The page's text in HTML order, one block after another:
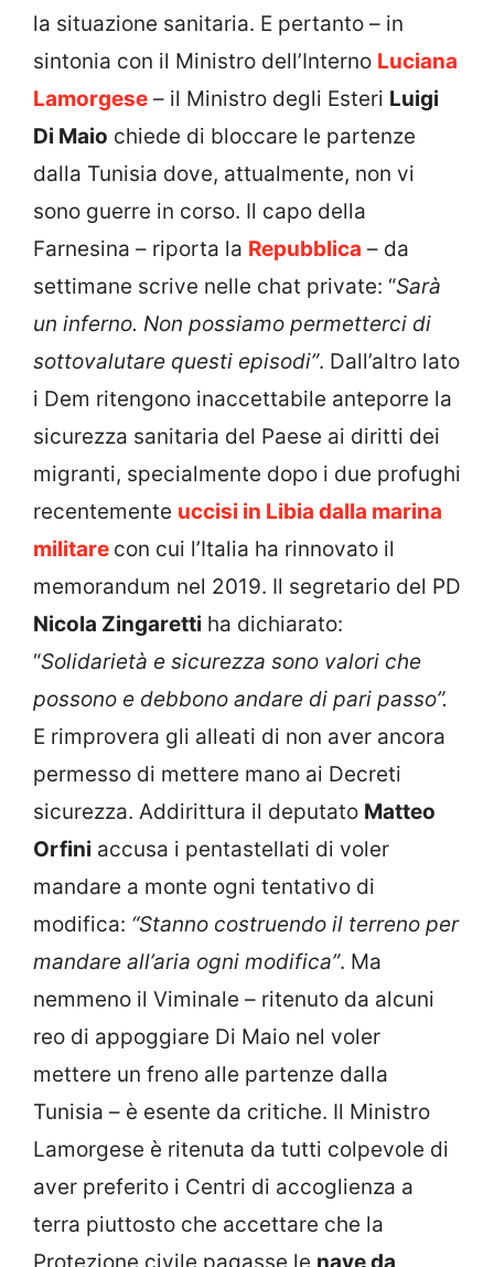
la situazione sanitaria. E pertanto – in
sintonia con il Ministro dell’Interno Luciana
Lamorgese – il Ministro degli Esteri Luigi
Di Maio chiede di bloccare le partenze
dalla Tunisia dove, attualmente, non vi
sono guerre in corso. Il capo della
Farnesina – riporta la Repubblica – da
settimane scrive nelle chat private: “Sarà
un inferno. Non possiamo permetterci di
sottovalutare questi episodi”. Dall’altro lato
i Dem ritengono inaccettabile anteporre la
sicurezza sanitaria del Paese ai diritti dei
migranti, specialmente dopo i due profughi
recentemente uccisi in Libia dalla marina
militare con cui l’Italia ha rinnovato il
memorandum nel 2019. Il segretario del PD
Nicola Zingaretti ha dichiarato:
“Solidarietà e sicurezza sono valori che
possono e debbono andare di pari passo”.
E rimprovera gli alleati di non aver ancora
permesso di mettere mano ai Decreti
sicurezza. Addirittura il deputato Matteo
Orfini accusa i pentastellati di voler
mandare a monte ogni tentativo di
modifica: “Stanno costruendo il terreno per
mandare all’aria ogni modifica”. Ma
nemmeno il Viminale – ritenuto da alcuni
reo di appoggiare Di Maio nel voler
mettere un freno alle partenze dalla
Tunisia – è esente da critiche. Il Ministro
Lamorgese è ritenuta da tutti colpevole di
aver preferito i Centri di accoglienza a
terra piuttosto che accettare che la
Protezione civile pagasse le nave da